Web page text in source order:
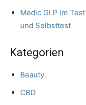
Medic GLP im
und Selbsttest
Kategorien
Beauty
CBD